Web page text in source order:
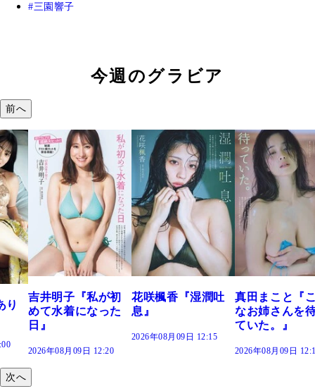
三園響子
今週のグラビア
前へ
明子『私が初
水着になった
年08月09日 12:20
花咲楓香『湿潤吐
息』
2026年08月09日 12:15
真田まこと『こん
なお姉さんを待っ
ていた。』
2026年08月09日 12:10
天
発
次へ